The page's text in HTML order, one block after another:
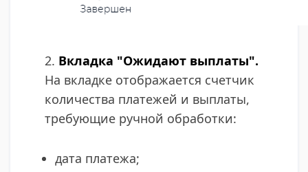
​2. Вкладка "Ожидают выплаты".
На вкладке отображается счетчик
количества платежей и выплаты,
требующие ручной обработки:
дата платежа;